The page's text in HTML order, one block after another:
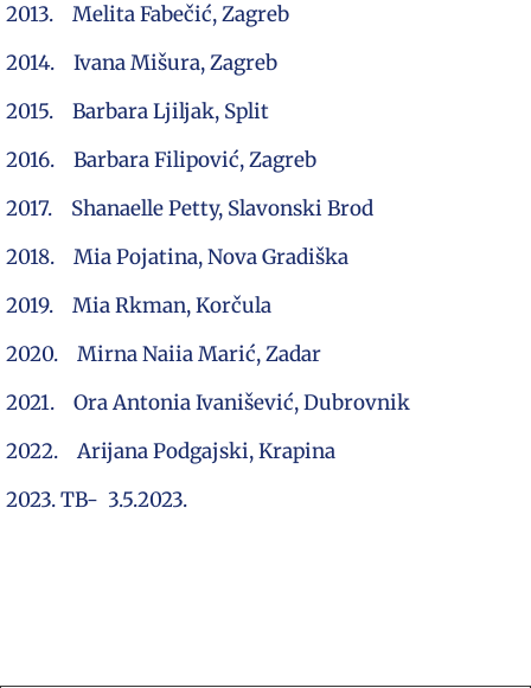
2013. Melita Fabečić, Zagreb
2014. Ivana Mišura, Zagreb
2015. Barbara Ljiljak, Split
2016. Barbara Filipović, Zagreb
2017. Shanaelle Petty, Slavonski Brod
2018. Mia Pojatina, Nova Gradiška
2019. Mia Rkman, Korčula
2020. Mirna Naiia Marić, Zadar
2021. Ora Antonia Ivanišević, Dubrovnik
2022. Arijana Podgajski, Krapina
2023. TB- 3.5.2023.